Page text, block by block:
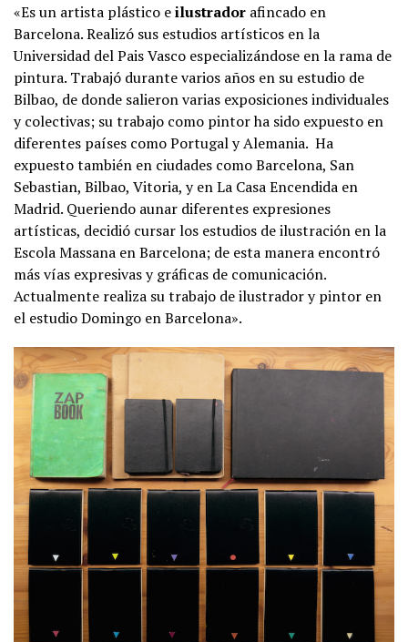
«Es un artista plástico eilustrador afincado en
Barcelona. Realizó sus estudios artísticos en la
Universidad del Pais Vasco especializándose en la rama de
pintura. Trabajó durante varios años en su estudio de
Bilbao, de donde salieron varias exposiciones individuales
y colectivas; su trabajo como pintor ha sido expuesto en
diferentes países como Portugal y Alemania. Ha
expuesto también en ciudades como Barcelona, San
Sebastian, Bilbao, Vitoria, y en La Casa Encendida en
Madrid. Queriendo aunar diferentes expresiones
artísticas, decidió cursar los estudios de ilustración en la
Escola Massana en Barcelona; de esta manera encontró
más vías expresivas y gráficas de comunicación.
Actualmente realiza su trabajo de ilustrador y pintor en
el estudio Domingo en Barcelona».